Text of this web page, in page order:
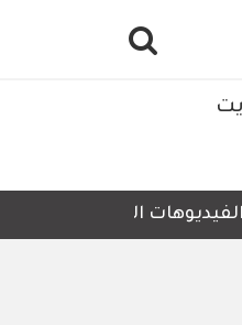
التي لا تحتوي على أي